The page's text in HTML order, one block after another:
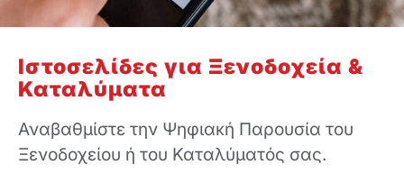
Ιστοσελίδες για Ξενοδοχεία &
Καταλύματα
Αναβαθμίστε την Ψηφιακή Παρουσία του
Ξενοδοχείου ή του Καταλύματός σας.